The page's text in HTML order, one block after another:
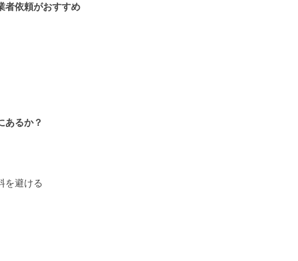
者依頼がおすすめ
あるか？
を避ける